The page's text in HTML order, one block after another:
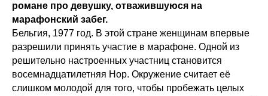
романе про девушку, отважившуюся на
марафонский забег.
Бельгия, 1977 год. В этой стране женщинам впервые
разрешили принять участие в марафоне. Одной из
решительно настроенных участниц становится
восемнадцатилетняя Нор. Окружение считает её
слишком молодой для того, чтобы пробежать целых